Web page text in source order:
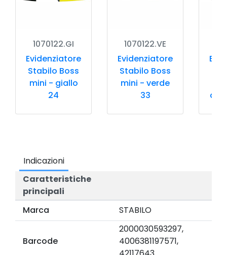
1070122.GI
Evidenziatore
Stabilo Boss
mini - giallo
24
1070122.VE
Evidenziatore
Stabilo Boss
mini - verde
33
Indicazioni
Caratteristiche
principali
Marca
STABILO
Barcode
2000030593297,
4006381197571,